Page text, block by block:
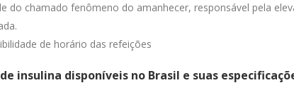
do chamado fenômeno do amanhecer, responsável pela
de horário das refeições
insulina disponíveis no Brasil e suas